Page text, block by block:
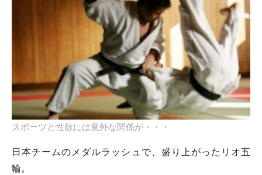
スポーツと性欲には意外な関係が・・・
日本チームのメダルラッシュで、盛り上がったリオ五
輪。